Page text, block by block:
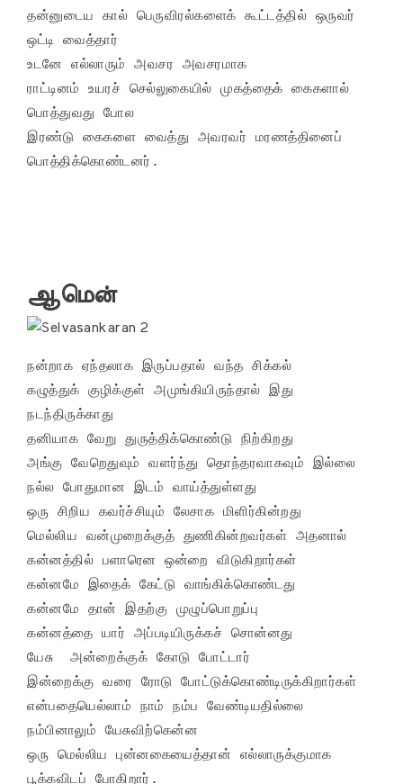
தன்னுடைய கால் பெருவிரல்களைக் கூட்டத்தில் ஒருவர்
ஒட்டி வைத்தார்
உடனே எல்லாரும் அவசர அவசரமாக
ராட்டினம் உயரச் செல்லுகையில் முகத்தைக் கைகளால்
பொத்துவது போல
இரண்டு கைகளை வைத்து அவரவர் மரணத்தினைப்
ஆமென்
நன்றாக ஏந்தலாக இருப்பதால் வந்த சிக்கல்
கழுத்துக் குழிக்குள் அமுங்கியிருந்தால் இது
நடந்திருக்காது
தனியாக வேறு துருத்திக்கொண்டு நிற்கிறது
அங்கு வேறெதுவும் வளர்ந்து தொந்தரவாகவும் இல்லை
நல்ல போதுமான இடம் வாய்த்துள்ளது
ஒரு சிறிய கவர்ச்சியும் லேசாக மிளிர்கின்றது
மெல்லிய வன்முறைக்குத் துணிகின்றவர்கள் அதனால்
கன்னத்தில் பளாரென ஒன்றை விடுகிறார்கள்
கன்னமே இதைக் கேட்டு வாங்கிக்கொண்டது
கன்னமே தான் இதற்கு முழுப்பொறுப்பு
கன்னத்தை யார் அப்படியிருக்கச் சொன்னது
யேசு  அன்றைக்குக் கோடு போட்டார்
இன்றைக்கு வரை ரோடு போட்டுக்கொண்டிருக்கிறார்கள்
என்பதையெல்லாம் நாம் நம்ப வேண்டியதில்லை
நம்பினாலும் யேசுவிற்கென்ன
ஒரு மெல்லிய புன்னகையைத்தான் எல்லாருக்குமாக